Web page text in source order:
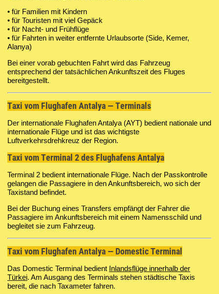
• für Familien mit Kindern
• für Touristen mit viel Gepäck
• für Nacht- und Frühflüge
• für Fahrten in weiter entfernte Urlaubsorte (Side, Kemer,
Alanya)
Bei einer vorab gebuchten Fahrt wird das Fahrzeug
entsprechend der tatsächlichen Ankunftszeit des Fluges
bereitgestellt.
Taxi vom Flughafen Antalya — Terminals
Der internationale Flughafen Antalya (AYT) bedient nationale und
internationale Flüge und ist das wichtigste
Luftverkehrsdrehkreuz der Region.
Taxi vom Terminal 2 des Flughafens Antalya
Terminal 2 bedient internationale Flüge. Nach der Passkontrolle
gelangen die Passagiere in den Ankunftsbereich, wo sich der
Taxistand befindet.
Bei der Buchung eines Transfers empfängt der Fahrer die
Passagiere im Ankunftsbereich mit einem Namensschild und
begleitet sie zum Fahrzeug.
Taxi vom Flughafen Antalya — Domestic Terminal
Das Domestic Terminal bedient Inlandsflüge innerhalb der
Türkei. Am Ausgang des Terminals stehen städtische Taxis
bereit, die nach Taxameter fahren.